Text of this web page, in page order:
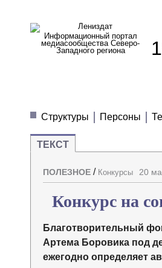
Информационный портал
медиасообщества Северо-
Западного региона
Структуры
Персоны
ТЕКСТ
ПОЛЕЗНОЕ/ Конкурсы 20
Конкурс на
Благотворительный
Артема Боровика под
ежегодно определяет